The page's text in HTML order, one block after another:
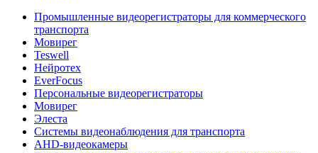
Промышленные видеорегистраторы для коммерческого
транспорта
Мовирег
Teswell
Нейротех
EverFocus
Персональные видеорегистраторы
Мовирег
Элеста
Системы видеонаблюдения для транспорта
AHD-видеокамеры